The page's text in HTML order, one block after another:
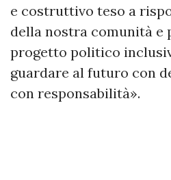
e costruttivo teso a
della nostra comunità e
progetto politico
guardare al futuro con
con responsabilità».